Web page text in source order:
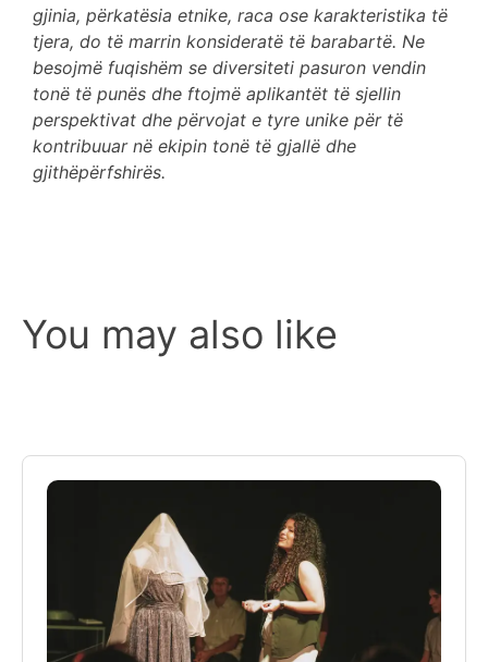
gjinia, përkatësia etnike, raca ose karakteristika të
tjera, do të marrin konsideratë të barabartë. Ne
besojmë fuqishëm se diversiteti pasuron vendin
tonë të punës dhe ftojmë aplikantët të sjellin
perspektivat dhe përvojat e tyre unike për të
kontribuuar në ekipin tonë të gjallë dhe
gjithëpërfshirës.
You may also like